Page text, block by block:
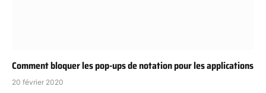
Comment bloquer les pop-ups de notation pour les applications
20 février 2020